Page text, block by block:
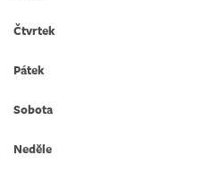
Čtvrtek
Pátek
Sobota
Neděle